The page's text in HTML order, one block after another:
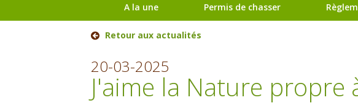
A la une Permis de chasser
Retour aux actualités
20-03-2025
J'aime la Nature propre